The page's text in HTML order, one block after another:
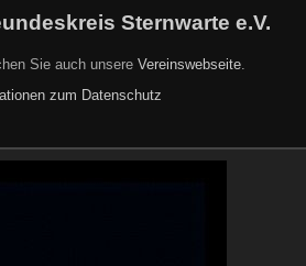
Sternwarte e.V.
Sie auch unsere Vereinswebseite.
zum Datenschutz